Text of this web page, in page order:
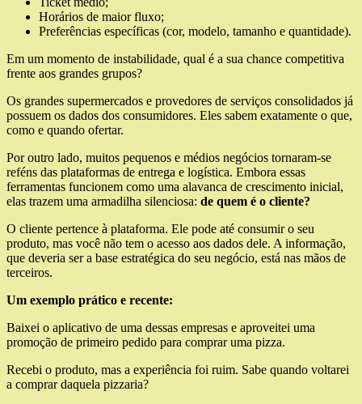
Horários de maior fluxo;
Preferências específicas (cor, modelo, tamanho e quantidade).
Em um momento de instabilidade, qual é a sua chance competitiva
frente aos grandes grupos?
Os grandes supermercados e provedores de serviços consolidados já
possuem os dados dos consumidores. Eles sabem exatamente o que,
como e quando ofertar.
Por outro lado, muitos pequenos e médios negócios tornaram-se
reféns das plataformas de entrega e logística. Embora essas
ferramentas funcionem como uma alavanca de crescimento inicial,
elas trazem uma armadilha silenciosa: de quem é o cliente?
O cliente pertence à plataforma. Ele pode até consumir o seu
produto, mas você não tem o acesso aos dados dele. A informação,
que deveria ser a base estratégica do seu negócio, está nas mãos de
terceiros.
Um exemplo prático e recente:
Baixei o aplicativo de uma dessas empresas e aproveitei uma
promoção de primeiro pedido para comprar uma pizza.
Recebi o produto, mas a experiência foi ruim. Sabe quando voltarei
a comprar daquela pizzaria?